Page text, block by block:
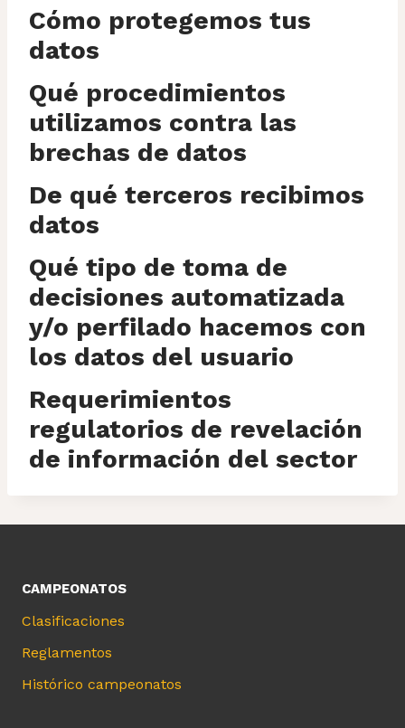
Cómo protegemos tus
datos
Qué procedimientos
utilizamos contra las
brechas de datos
De qué terceros recibimos
datos
Qué tipo de toma de
decisiones automatizada
y/o perfilado hacemos con
los datos del usuario
Requerimientos
regulatorios de revelación
de información del sector
CAMPEONATOS
Clasificaciones
Reglamentos
Histórico campeonatos